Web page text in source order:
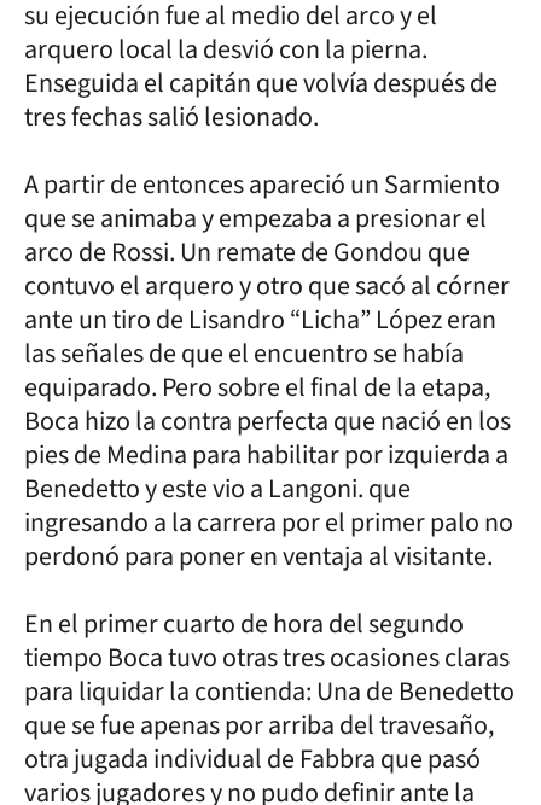
su ejecución fue al medio del arco y el
arquero local la desvió con la pierna.
Enseguida el capitán que volvía después de
tres fechas salió lesionado.
A partir de entonces apareció un Sarmiento
que se animaba y empezaba a presionar el
arco de Rossi. Un remate de Gondou que
contuvo el arquero y otro que sacó al córner
ante un tiro de Lisandro “Licha” López eran
las señales de que el encuentro se había
equiparado. Pero sobre el final de la etapa,
Boca hizo la contra perfecta que nació en los
pies de Medina para habilitar por izquierda a
Benedetto y este vio a Langoni. que
ingresando a la carrera por el primer palo no
perdonó para poner en ventaja al visitante.
En el primer cuarto de hora del segundo
tiempo Boca tuvo otras tres ocasiones claras
para liquidar la contienda: Una de Benedetto
que se fue apenas por arriba del travesaño,
otra jugada individual de Fabbra que pasó
varios jugadores y no pudo definir ante la